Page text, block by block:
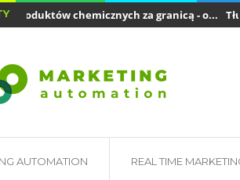
chemicznych za granicą - o...
baterię smartfona, aby...
AUTOMATION REAL TIME